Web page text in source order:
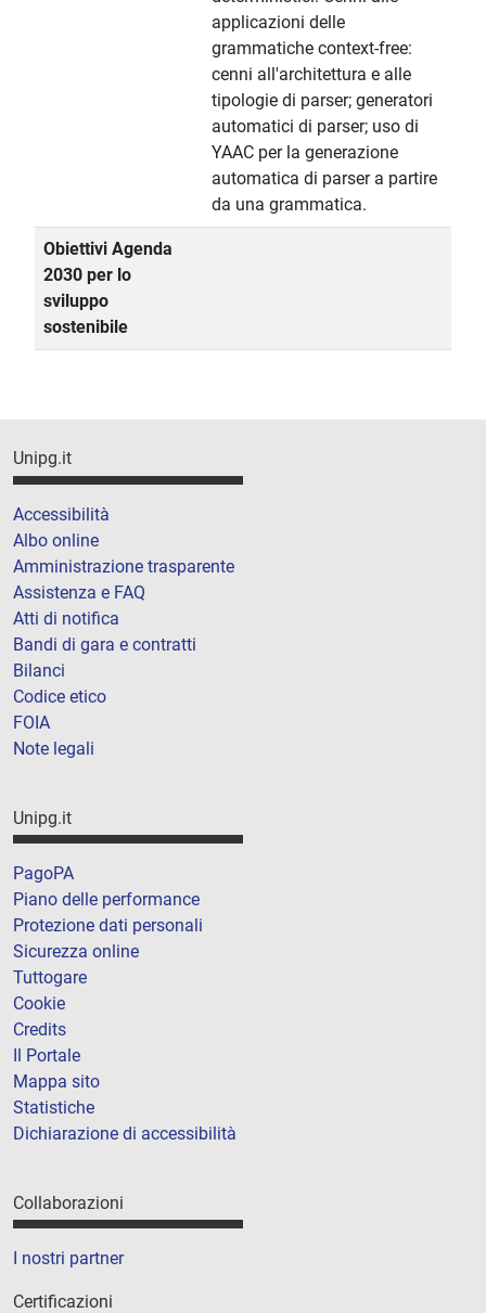
applicazioni delle
grammatiche context-free:
cenni all'architettura e alle
tipologie di parser; generatori
automatici di parser; uso di
YAAC per la generazione
automatica di parser a partire
da una grammatica.
Obiettivi Agenda
2030 per lo
sviluppo
sostenibile
Unipg.it
Accessibilità
Albo online
Amministrazione trasparente
Assistenza e FAQ
Atti di notifica
Bandi di gara e contratti
Bilanci
Codice etico
FOIA
Note legali
Unipg.it
PagoPA
Piano delle performance
Protezione dati personali
Sicurezza online
Tuttogare
Cookie
Credits
Il Portale
Mappa sito
Statistiche
Dichiarazione di accessibilità
Collaborazioni
I nostri partner
Certificazioni